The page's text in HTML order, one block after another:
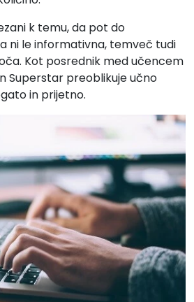
k temu, da pot do
ni le informativna, temveč tudi
Kot posrednik med učencem
Superstar preoblikuje učno
in prijetno.